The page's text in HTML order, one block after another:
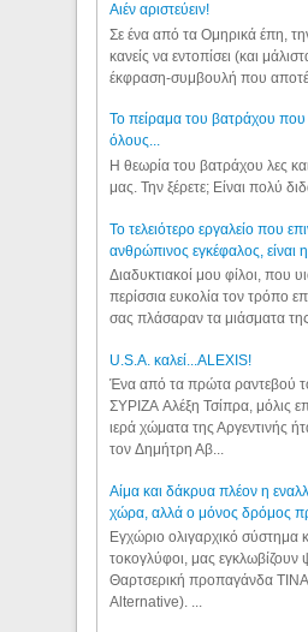
Aιέν αριστεύειν!
Σε ένα από τα Ομηρικά έπη,
κανείς να εντοπίσει (και
έκφραση-συμβουλή που
Το πείραμα του βατράχου
όλους...
Η θεωρία του βατράχου λες και
μας. Την ξέρετε; Είναι πολύ
Το τελειότερο εργαλείο που
ανθρώπινος εγκέφαλος, είναι
Διαδυκτιακοί μου φίλοι, που
περίσσια ευκολία τον τρόπο
σας πλάσαραν τα μιάσματα
U.S.A. καλεί...ALEXIS!
Ένα από τα πρώτα ραντεβού
ΣΥΡΙΖΑ Αλέξη Τσίπρα, μόλις
ιερά χώματα της Αργεντινής
τον Δημήτρη Αβ...
Αίμα και δάκρυα πλέον η
χώρα, αλλά ο μόνος δρόμος
Εγχώριο ολιγαρχικό σύστημα
τοκογλύφοι, μας εγκλωβίζουν
Θαρτσερική προπαγάνδα
Alternative). ...